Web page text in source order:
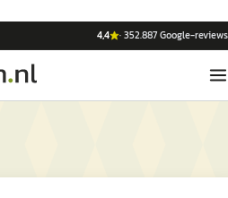
4,4 ·352.887Google-reviews